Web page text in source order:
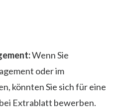
Wenn Sie
oder im
könnten Sie sich für eine
Extrablatt bewerben.